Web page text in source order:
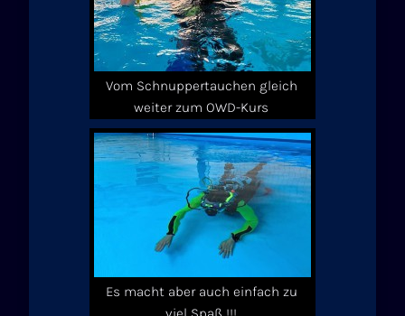
Vom Schnuppertauchen gleich
weiter zum OWD-Kurs
Es macht aber auch einfach zu